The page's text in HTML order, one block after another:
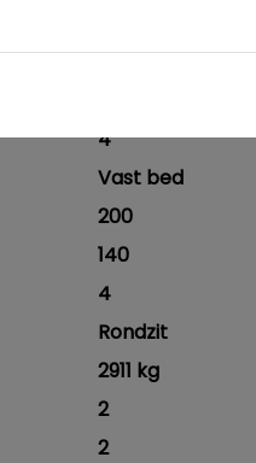
2896 cm
4
Vast bed
200
140
4
Rondzit
2911 kg
2
2